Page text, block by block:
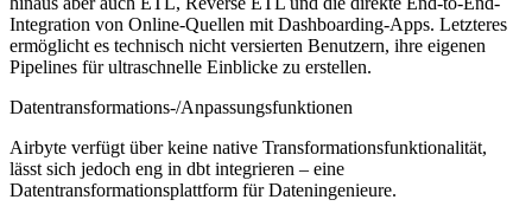
Integration von Online-Quellen mit Dashboarding-Apps. Letzteres
ermöglicht es technisch nicht versierten Benutzern, ihre eigenen
Pipelines für ultraschnelle Einblicke zu erstellen.
Datentransformations-/Anpassungsfunktionen
Airbyte verfügt über keine native Transformationsfunktionalität,
lässt sich jedoch eng in dbt integrieren – eine
Datentransformationsplattform für Dateningenieure.